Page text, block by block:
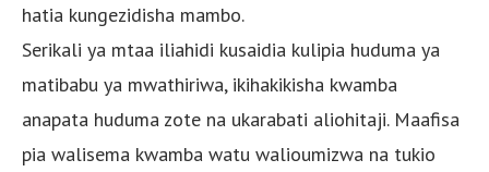
hatia kungezidisha mambo.
Serikali ya mtaa iliahidi kusaidia kulipia huduma ya
matibabu ya mwathiriwa, ikihakikisha kwamba
anapata huduma zote na ukarabati aliohitaji. Maafisa
pia walisema kwamba watu walioumizwa na tukio